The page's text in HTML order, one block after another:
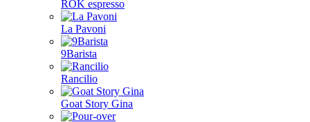
ROK espresso
La Pavoni
9Barista
Rancilio
Goat Story Gina